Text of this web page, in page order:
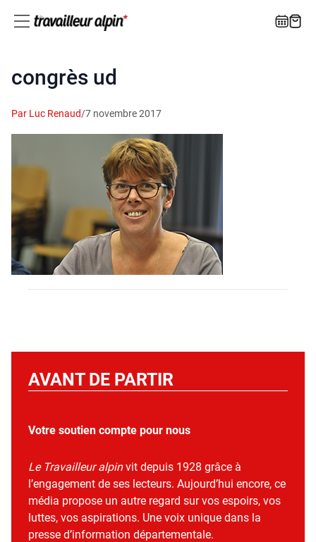
congrès ud
Par Luc Renaud/7 novembre 2017
AVANT DE PARTIR
Votre soutien compte pour nous
Le Travailleur alpinvit depuis 1928 grâce à
l’engagement de ses lecteurs. Aujourd’hui encore, ce
média propose un autre regard sur vos espoirs, vos
luttes, vos aspirations. Une voix unique dans la
presse d’information départementale.